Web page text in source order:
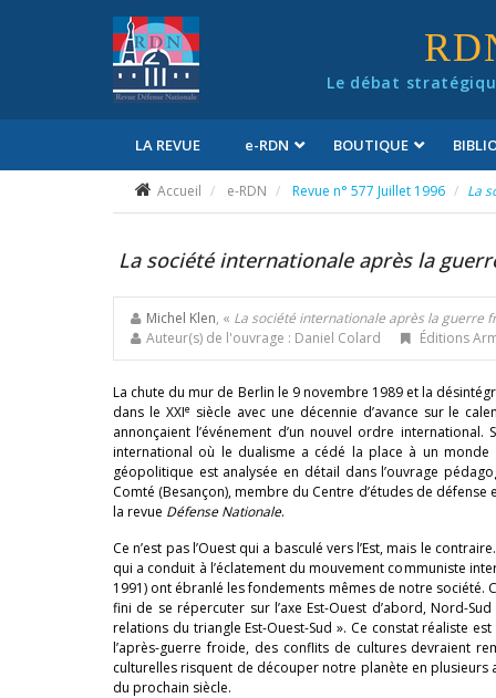
Le débat
LA REVUE e-RDN BOUTIQUE
Accueil e-RDN Revue n° 577 Juillet 1996 La
La société internationale après la
Michel Klen, « La société internationale après la guerre
Auteur(s) de l'ouvrage : Daniel Colard
Éditions
La chute du mur de Berlin le 9 novembre 1989 et la
dans le XXIesiècle avec une décennie d’avance sur le
annonçaient l’événement d’un nouvel ordre
international où le dualisme a cédé la place à un
géopolitique est analysée en détail dans l’ouvrage
Comté (Besançon), membre du Centre d’études de
la revue Défense Nationale.
Ce n’est pas l’Ouest qui a basculé vers l’Est, mais le
qui a conduit à l’éclatement du mouvement communiste
1991) ont ébranlé les fondements mêmes de notre société.
fini de se répercuter sur l’axe Est-Ouest d’abord, Nord-
relations du triangle Est-Ouest-Sud ». Ce constat réaliste
l’après-guerre froide, des conflits de cultures devraient
culturelles risquent de découper notre planète en
du prochain siècle.